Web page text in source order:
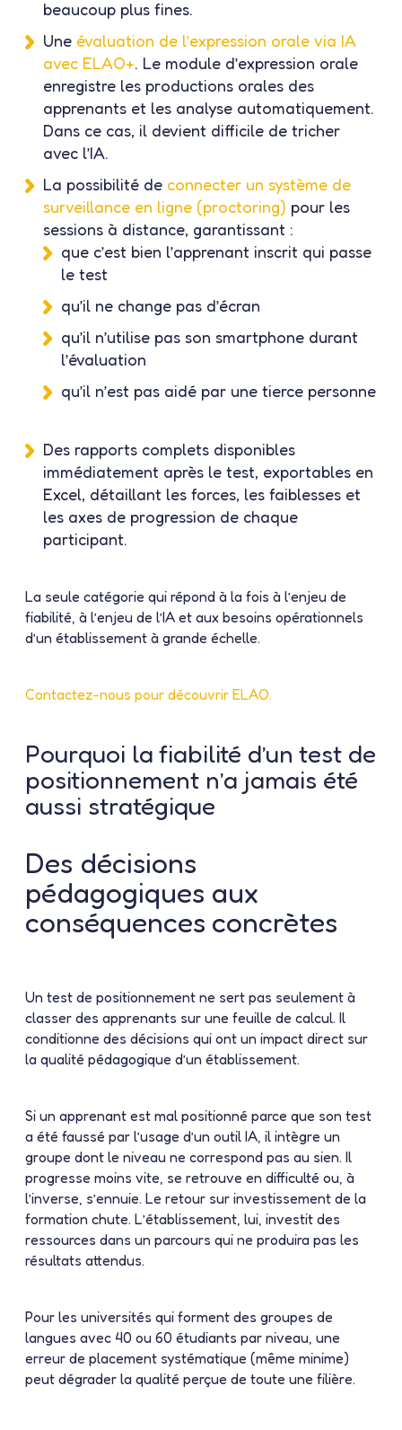
beaucoup plus fines.
Une évaluation de l’expression orale via IA
avec ELAO+. Le module d’expression orale
enregistre les productions orales des
apprenants et les analyse automatiquement.
Dans ce cas, il devient difficile de tricher
avec l’IA.
La possibilité de connecter un système de
surveillance en ligne (proctoring) pour les
sessions à distance, garantissant :
que c’est bien l’apprenant inscrit qui passe
le test
qu’il ne change pas d’écran
qu’il n’utilise pas son smartphone durant
l’évaluation
qu’il n’est pas aidé par une tierce personne
Des rapports complets disponibles
immédiatement après le test, exportables en
Excel, détaillant les forces, les faiblesses et
les axes de progression de chaque
participant.
La seule catégorie qui répond à la fois à l’enjeu de
fiabilité, à l’enjeu de l’IA et aux besoins opérationnels
d’un établissement à grande échelle.
Contactez-nous pour découvrir ELAO.
Pourquoi la fiabilité d’un test de
positionnement n’a jamais été
aussi stratégique
Des décisions
pédagogiques aux
conséquences concrètes
Un test de positionnement ne sert pas seulement à
classer des apprenants sur une feuille de calcul. Il
conditionne des décisions qui ont un impact direct sur
la qualité pédagogique d’un établissement.
Si un apprenant est mal positionné parce que son test
a été faussé par l’usage d’un outil IA, il intègre un
groupe dont le niveau ne correspond pas au sien. Il
progresse moins vite, se retrouve en difficulté ou, à
l’inverse, s’ennuie. Le retour sur investissement de la
formation chute. L’établissement, lui, investit des
ressources dans un parcours qui ne produira pas les
résultats attendus.
Pour les universités qui forment des groupes de
langues avec 40 ou 60 étudiants par niveau, une
erreur de placement systématique (même minime)
peut dégrader la qualité perçue de toute une filière.